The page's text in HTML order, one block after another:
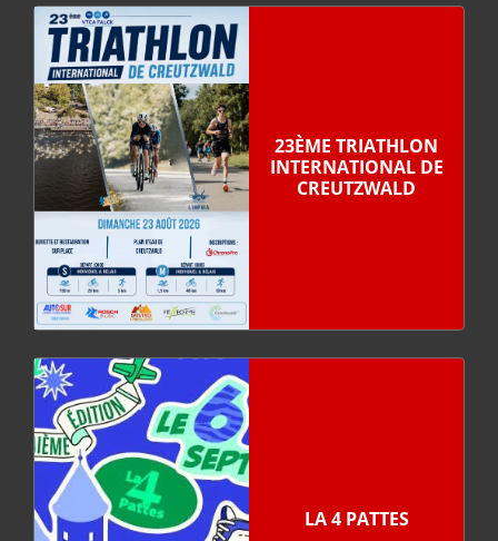
23ÈME TRIATHLON
INTERNATIONAL DE
CREUTZWALD
LA 4 PATTES